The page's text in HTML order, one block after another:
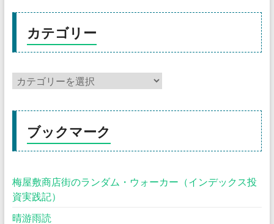
カテゴリー
ブックマーク
梅屋敷商店街のランダム・ウォーカー（インデックス投
資実践記）
晴游雨読